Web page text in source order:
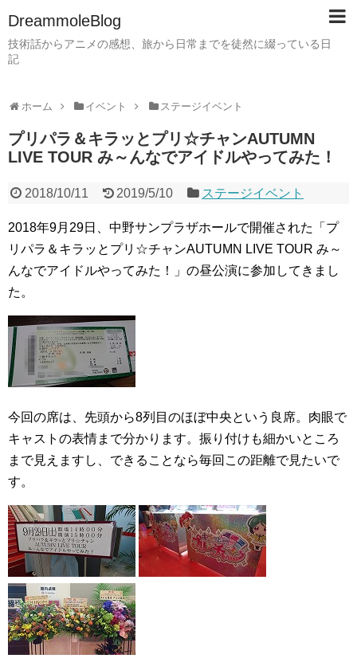
DreammoleBlog
技術話からアニメの感想、旅から日常までを徒然に綴っている日
記
ホーム イベント ステージイベント
プリパラ＆キラッとプリ☆チャンAUTUMN
LIVE TOUR み～んなでアイドルやってみた！
2018/10/11 2019/5/10 ステージイベント
2018年9月29日、中野サンプラザホールで開催された「プ
リパラ＆キラッとプリ☆チャンAUTUMN LIVE TOUR み～
んなでアイドルやってみた！」の昼公演に参加してきまし
た。
今回の席は、先頭から8列目のほぼ中央という良席。肉眼で
キャストの表情まで分かります。振り付けも細かいところ
まで見えますし、できることなら毎回この距離で見たいで
す。